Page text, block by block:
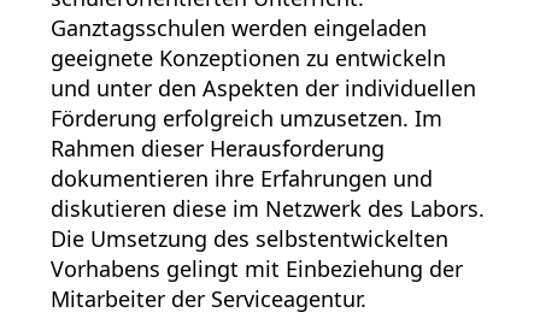
Ganztagsschulen werden eingeladen
geeignete Konzeptionen zu entwickeln
und unter den Aspekten der individuellen
Förderung erfolgreich umzusetzen. Im
Rahmen dieser Herausforderung
dokumentieren ihre Erfahrungen und
diskutieren diese im Netzwerk des Labors.
Die Umsetzung des selbstentwickelten
Vorhabens gelingt mit Einbeziehung der
Mitarbeiter der Serviceagentur.